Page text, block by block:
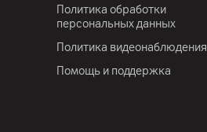
Политика обработки
персональных данных
Политика видеонаблюдения
Помощь и поддержка